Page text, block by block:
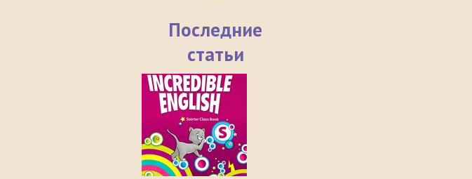
Последние
статьи